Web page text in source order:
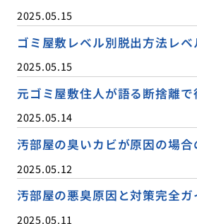
2025.05.15
ゴミ屋敷レベル別脱出方法レ
2025.05.15
元ゴミ屋敷住人が語る断捨離で
2025.05.14
汚部屋の臭いカビが原因の場合
2025.05.12
汚部屋の悪臭原因と対策完全ガ
2025.05.11